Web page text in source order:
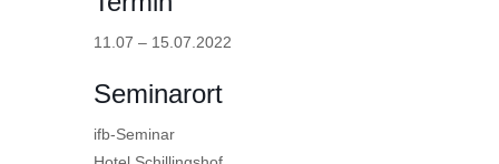
11.07 – 15.07.2022
Seminarort
ifb-Seminar